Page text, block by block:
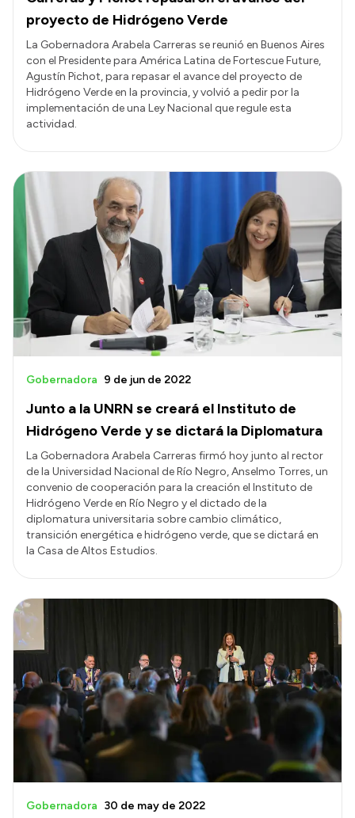
Presupuesto
Boletín Oficial
Compras y licitaciones
Consulta de expedientes
Intranet
Login
proyecto de Hidrógeno Verde
La Gobernadora Arabela Carreras se reunió en Buenos Aires
con el Presidente para América Latina de Fortescue Future,
Agustín Pichot, para repasar el avance del proyecto de
Hidrógeno Verde en la provincia, y volvió a pedir por la
implementación de una Ley Nacional que regule esta
actividad.
Junto a la UNRN se creará el Instituto de
Hidrógeno Verde y se dictará la Diplomatura
Gobernadora 9 de jun de 2022
La Gobernadora Arabela Carreras firmó hoy junto al rector
de la Universidad Nacional de Río Negro, Anselmo Torres, un
convenio de cooperación para la creación el Instituto de
Hidrógeno Verde en Río Negro y el dictado de la
diplomatura universitaria sobre cambio climático,
transición energética e hidrógeno verde, que se dictará en
la Casa de Altos Estudios.
Gobernadora 30 de may de 2022